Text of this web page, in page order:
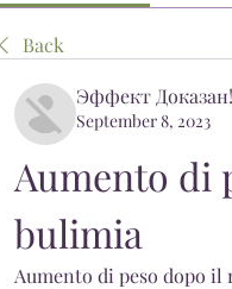
Back
Эффект Доказан!
September 8, 2023
Aumento di
bulimia
Aumento di peso dopo